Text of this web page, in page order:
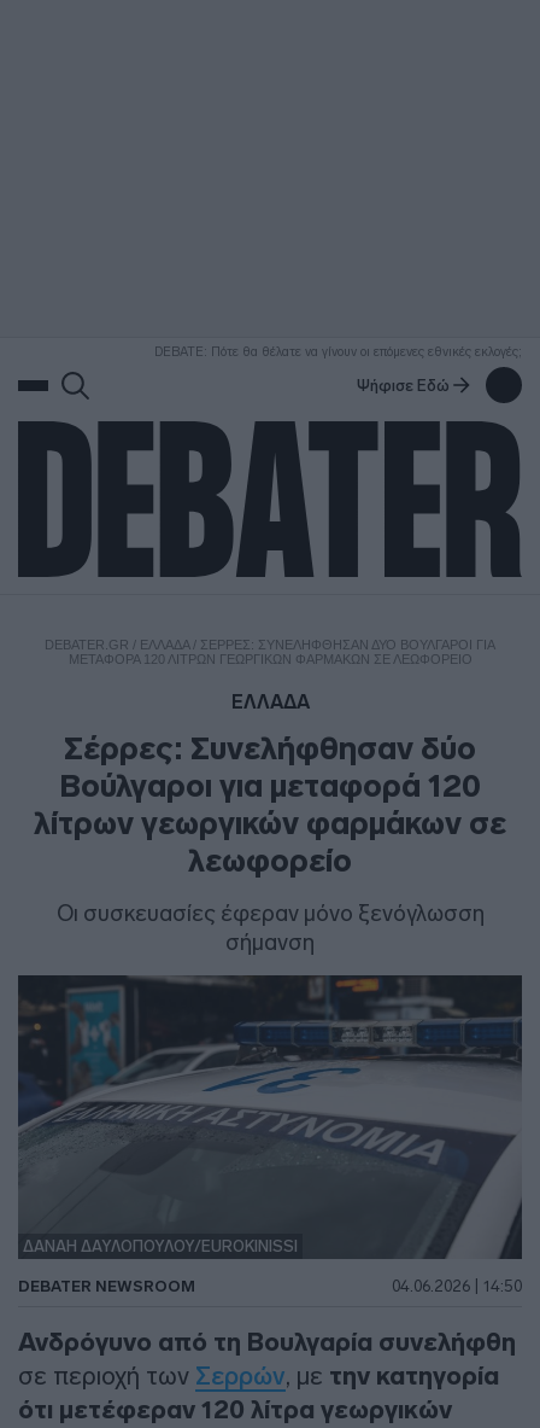
DEBATE: Πότε θα θέλατε να γίνουν οι επόμενες εθνικές εκλογές;
Ψήφισε Εδώ
DEBATER.GR / ΕΛΛΑΔΑ/ ΣΈΡΡΕΣ: ΣΥΝΕΛΉΦΘΗΣΑΝ ΔΎΟ ΒΟΎΛΓΑΡΟΙ ΓΙΑ
ΜΕΤΑΦΟΡΆ 120 ΛΊΤΡΩΝ ΓΕΩΡΓΙΚΏΝ ΦΑΡΜΆΚΩΝ ΣΕ ΛΕΩΦΟΡΕΊΟ
ΕΛΛΑΔΑ
Σέρρες: Συνελήφθησαν δύο
Βούλγαροι για μεταφορά 120
λίτρων γεωργικών φαρμάκων σε
λεωφορείο
Οι συσκευασίες έφεραν μόνο ξενόγλωσση
σήμανση
ΔΑΝΑΗ ΔΑΥΛΟΠΟΥΛΟΥ/EUROKINISSI
DEBATER NEWSROOM 04.06.2026 | 14:50
Ανδρόγυνο από τη Βουλγαρία συνελήφθη
σε περιοχή των Σερρών, με την κατηγορία
ότι μετέφεραν 120 λίτρα γεωργικών